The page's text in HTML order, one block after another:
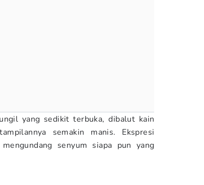
yang sedikit terbuka, dibalut kain
semakin manis. Ekspresi
senyum siapa pun yang